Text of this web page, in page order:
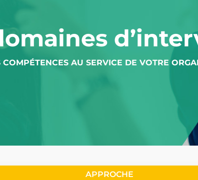
COMPÉTENCES AU SERVICE DE VOTRE